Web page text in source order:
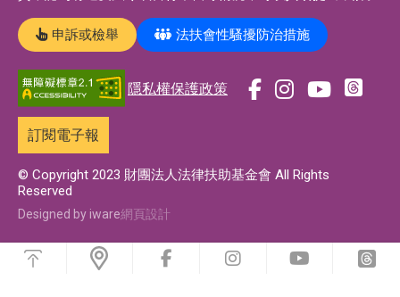
申訴或檢舉 法扶會性騷擾防治措施
隱私權保護政策
a
b
n
a
o
u
b
a
訂閱電子報
© Copyright 2023 財團法人法律扶助基金會 All Rights
Reserved
Designed by iware網頁設計
前
前